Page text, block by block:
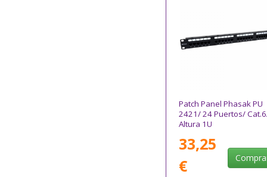
Patch Panel Phasak PU
2421/ 24 Puertos/
Altura 1U
33,25
€